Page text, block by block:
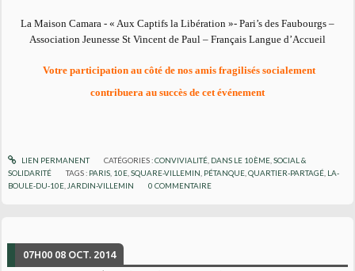
La Maison Camara - « Aux Captifs la Libération »- Pari’s des Faubourgs –
Association Jeunesse St Vincent de Paul – Français Langue d’Accueil
Votre participation au côté de nos amis fragilisés socialement
contribuera au succès de cet événement
LIEN PERMANENT CATÉGORIES :CONVIVIALITÉ, DANS LE 10ÈME, SOCIAL &
SOLIDARITÉ
TAGS : PARIS 10E ,SQUARE-VILLEMIN PÉTANQUE ,QUARTIER-PARTAGÉ LA-
BOULE-DU-10E JARDIN-VILLEMIN 0 COMMENTAIRE
07H00 08 OCT. 2014